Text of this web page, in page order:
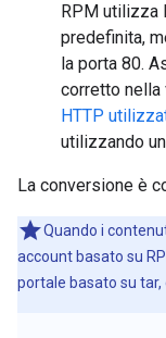
RPM utilizza
predefinita,
la porta 80.
corretto nella
HTTP
utilizzando
La conversione è
Quando i
account basato su
portale basato su